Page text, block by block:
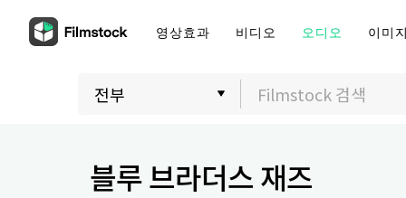
영상효과 비디오 오디오 이미
블루 브라더스 재즈